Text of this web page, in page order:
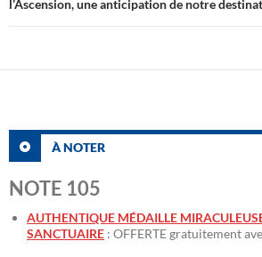
l’Ascension, une anticipation de notre
À NOTER
NOTE 105
AUTHENTIQUE MÉDAILLE
SANCTUAIRE : OFFERTE gratuitement